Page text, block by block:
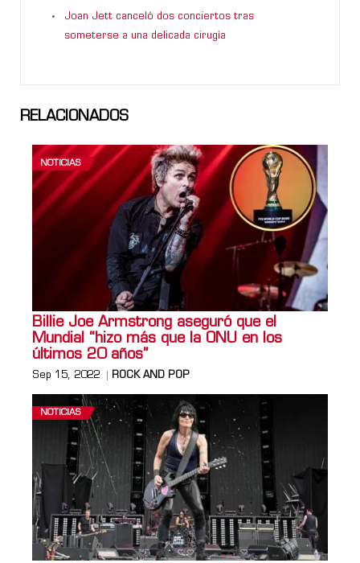
Joan Jett canceló dos conciertos tras
someterse a una delicada cirugía
RELACIONADOS
NOTICIAS
Billie Joe Armstrong aseguró que el
Mundial “hizo más que la ONU en los
últimos 20 años”
Sep 15, 2022 ROCK AND POP
NOTICIAS